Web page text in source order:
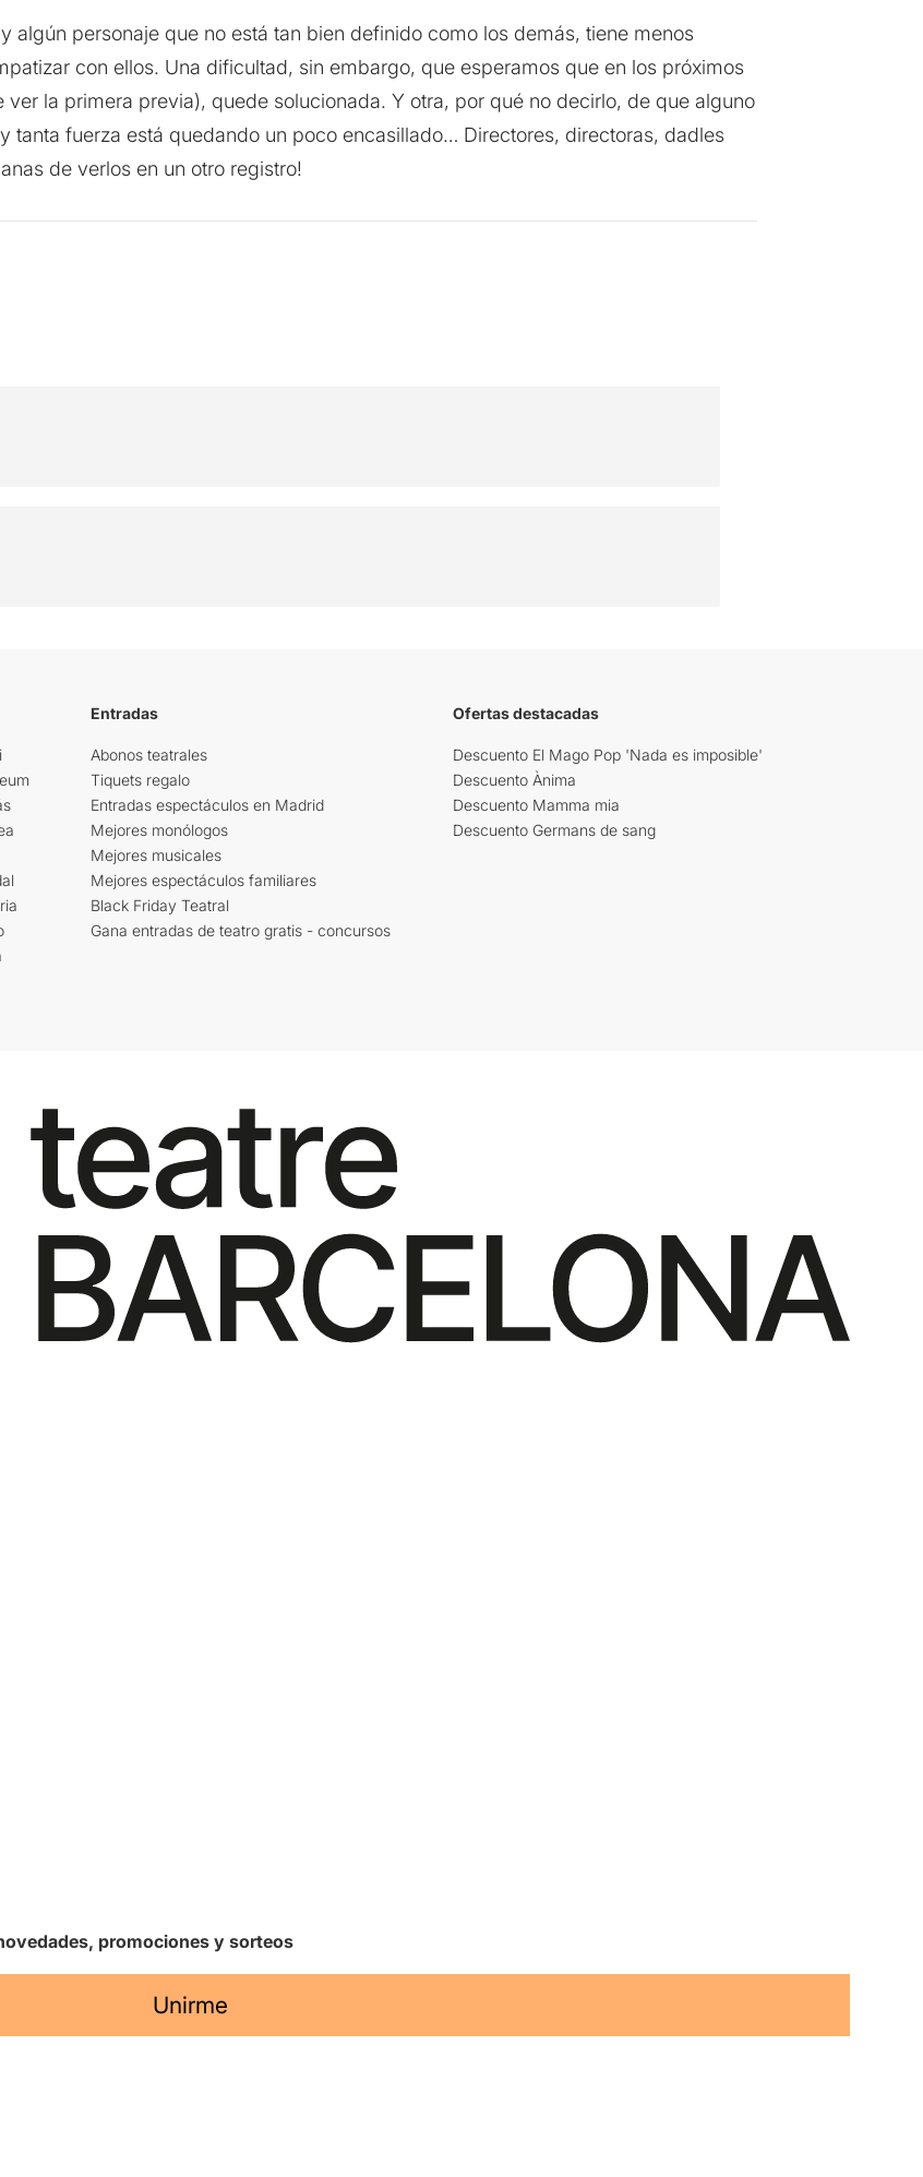
algún personaje que no está tan bien definido como los demás, tiene menos
con ellos. Una dificultad, sin embargo, que esperamos que en los próximos
la primera previa), quede solucionada. Y otra, por qué no decirlo, de que alguno
tanta fuerza está quedando un poco encasillado… Directores, directoras, dadles
de verlos en un otro registro!
Entradas
Abonos teatrales
Tiquets regalo
Entradas espectáculos en Madrid
Mejores monólogos
Mejores musicales
Mejores espectáculos familiares
Black Friday Teatral
Gana entradas de teatro gratis - concursos
Ofertas destacadas
Descuento El Mago Pop 'Nada es imposible'
Descuento Ànima
Descuento Mamma mia
Descuento Germans de sang
promociones y sorteos
Unirme